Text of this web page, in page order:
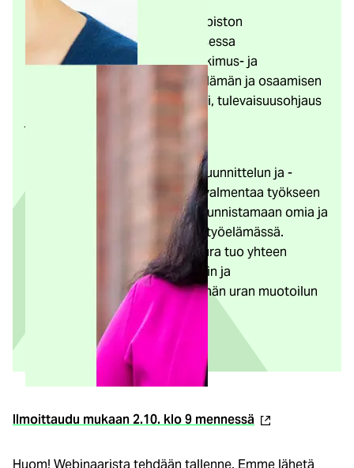
Johanna Ollila toimii Turun yliopiston
Tulevaisuuden tutkimuskeskuksessa
tutkimuspäällikkönä. Hänen tutkimus- ja
opetuskohteisiinsa kuuluu työelämän ja osaamisen
tulevaisuus, osaamisidentiteetti, tulevaisuusohjaus
ja kokemuksellinen oppiminen.
tulevaisuusorientoituneen urasuunnittelun ja -
ohjauksen asiantuntijana sekä valmentaa työkseen
asiantuntijoita ja esihenkilöitä tunnistamaan omia ja
tiimin vahvuuksia muuttuvassa työelämässä.
Väitöskirjatutkimuksessaan Laura tuo yhteen
merkityksellisyyden, hyvinvoinnin ja
osaamisidentiteetin kestävämmän uran muotoilun
Ilmoittaudu mukaan 2.10. klo 9 mennessä (ulkoinen
Huom! Webinaarista tehdään tallenne. Emme lähetä